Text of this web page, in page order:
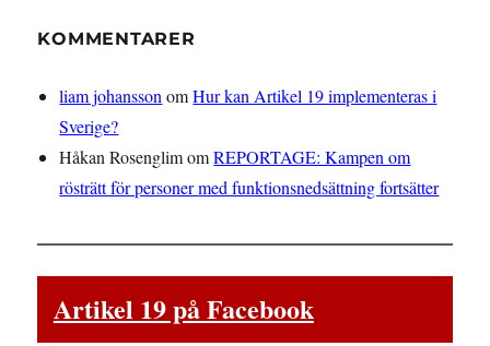
KOMMENTARER
liam johansson omHur kan Artikel 19 implementeras i
Sverige?
Håkan RosenglimomREPORTAGE: Kampen om
rösträtt för personer med funktionsnedsättning fortsätter
Artikel 19 på Facebook